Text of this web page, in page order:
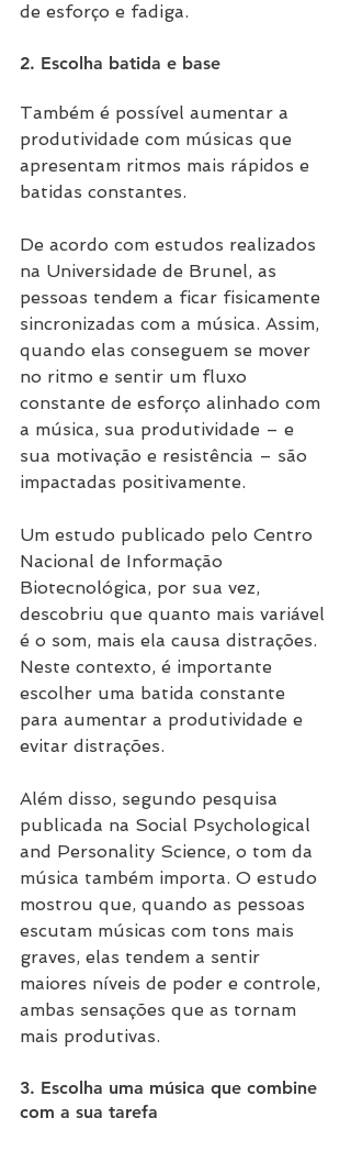
de esforço e fadiga.
2. Escolha batida e base
Também é possível aumentar a
produtividade com músicas que
apresentam ritmos mais rápidos e
batidas constantes.
De acordo com estudos realizados
na Universidade de Brunel, as
pessoas tendem a ficar fisicamente
sincronizadas com a música. Assim,
quando elas conseguem se mover
no ritmo e sentir um fluxo
constante de esforço alinhado com
a música, sua produtividade – e
sua motivação e resistência – são
impactadas positivamente.
Um estudo publicado pelo Centro
Nacional de Informação
Biotecnológica, por sua vez,
descobriu que quanto mais variável
é o som, mais ela causa distrações.
Neste contexto, é importante
escolher uma batida constante
para aumentar a produtividade e
evitar distrações.
Além disso, segundo pesquisa
publicada na Social Psychological
and Personality Science, o tom da
música também importa. O estudo
mostrou que, quando as pessoas
escutam músicas com tons mais
graves, elas tendem a sentir
maiores níveis de poder e controle,
ambas sensações que as tornam
mais produtivas.
3. Escolha uma música que combine
com a sua tarefa